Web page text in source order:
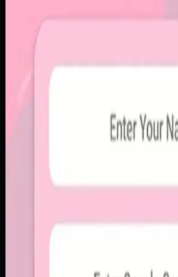
Sebelumnya
Platform sosial umum sering
tenggelam di antara konten
untuk selalu tampil sempurna.
Kami membangun aplikasi mobile
ringkas, notifikasi cepat, dan arsip
rapi. Sistemnya dirancang untuk
lebih personal tanpa membawa